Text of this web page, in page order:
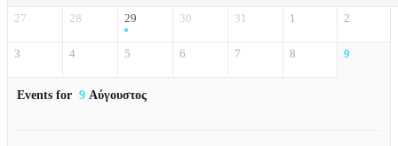
27 28 29 30 31 1 2
3 4 5 6 7 8 9
Events for 9 Αύγουστος